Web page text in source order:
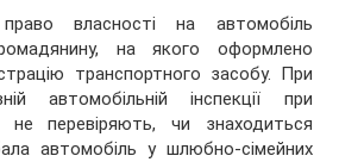
власності на автомобіль
на якого оформлено
транспортного засобу. При
автомобільній інспекції при
не перевіряють, чи знаходиться
автомобіль у шлюбно-сімейних